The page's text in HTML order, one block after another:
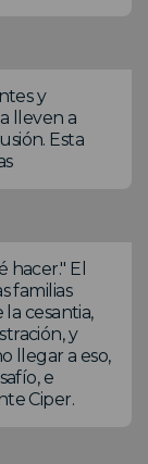
y
lleven a
Esta
hacer." El
familias
cesantia,
y
llegar a eso,
e
Ciper.